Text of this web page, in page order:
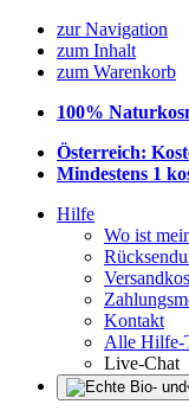
zur Navigation
zum Inhalt
zum Warenkorb
100%
Österreich:
Mindestens 1
Hilfe
Wo ist
Kontakt
Alle Hilfe-
Live-Chat